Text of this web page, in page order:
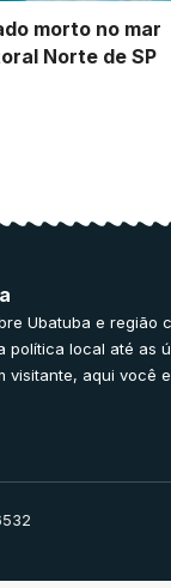
morto no mar
Norte de SP
Ubatuba e região
política local até as
visitante, aqui você